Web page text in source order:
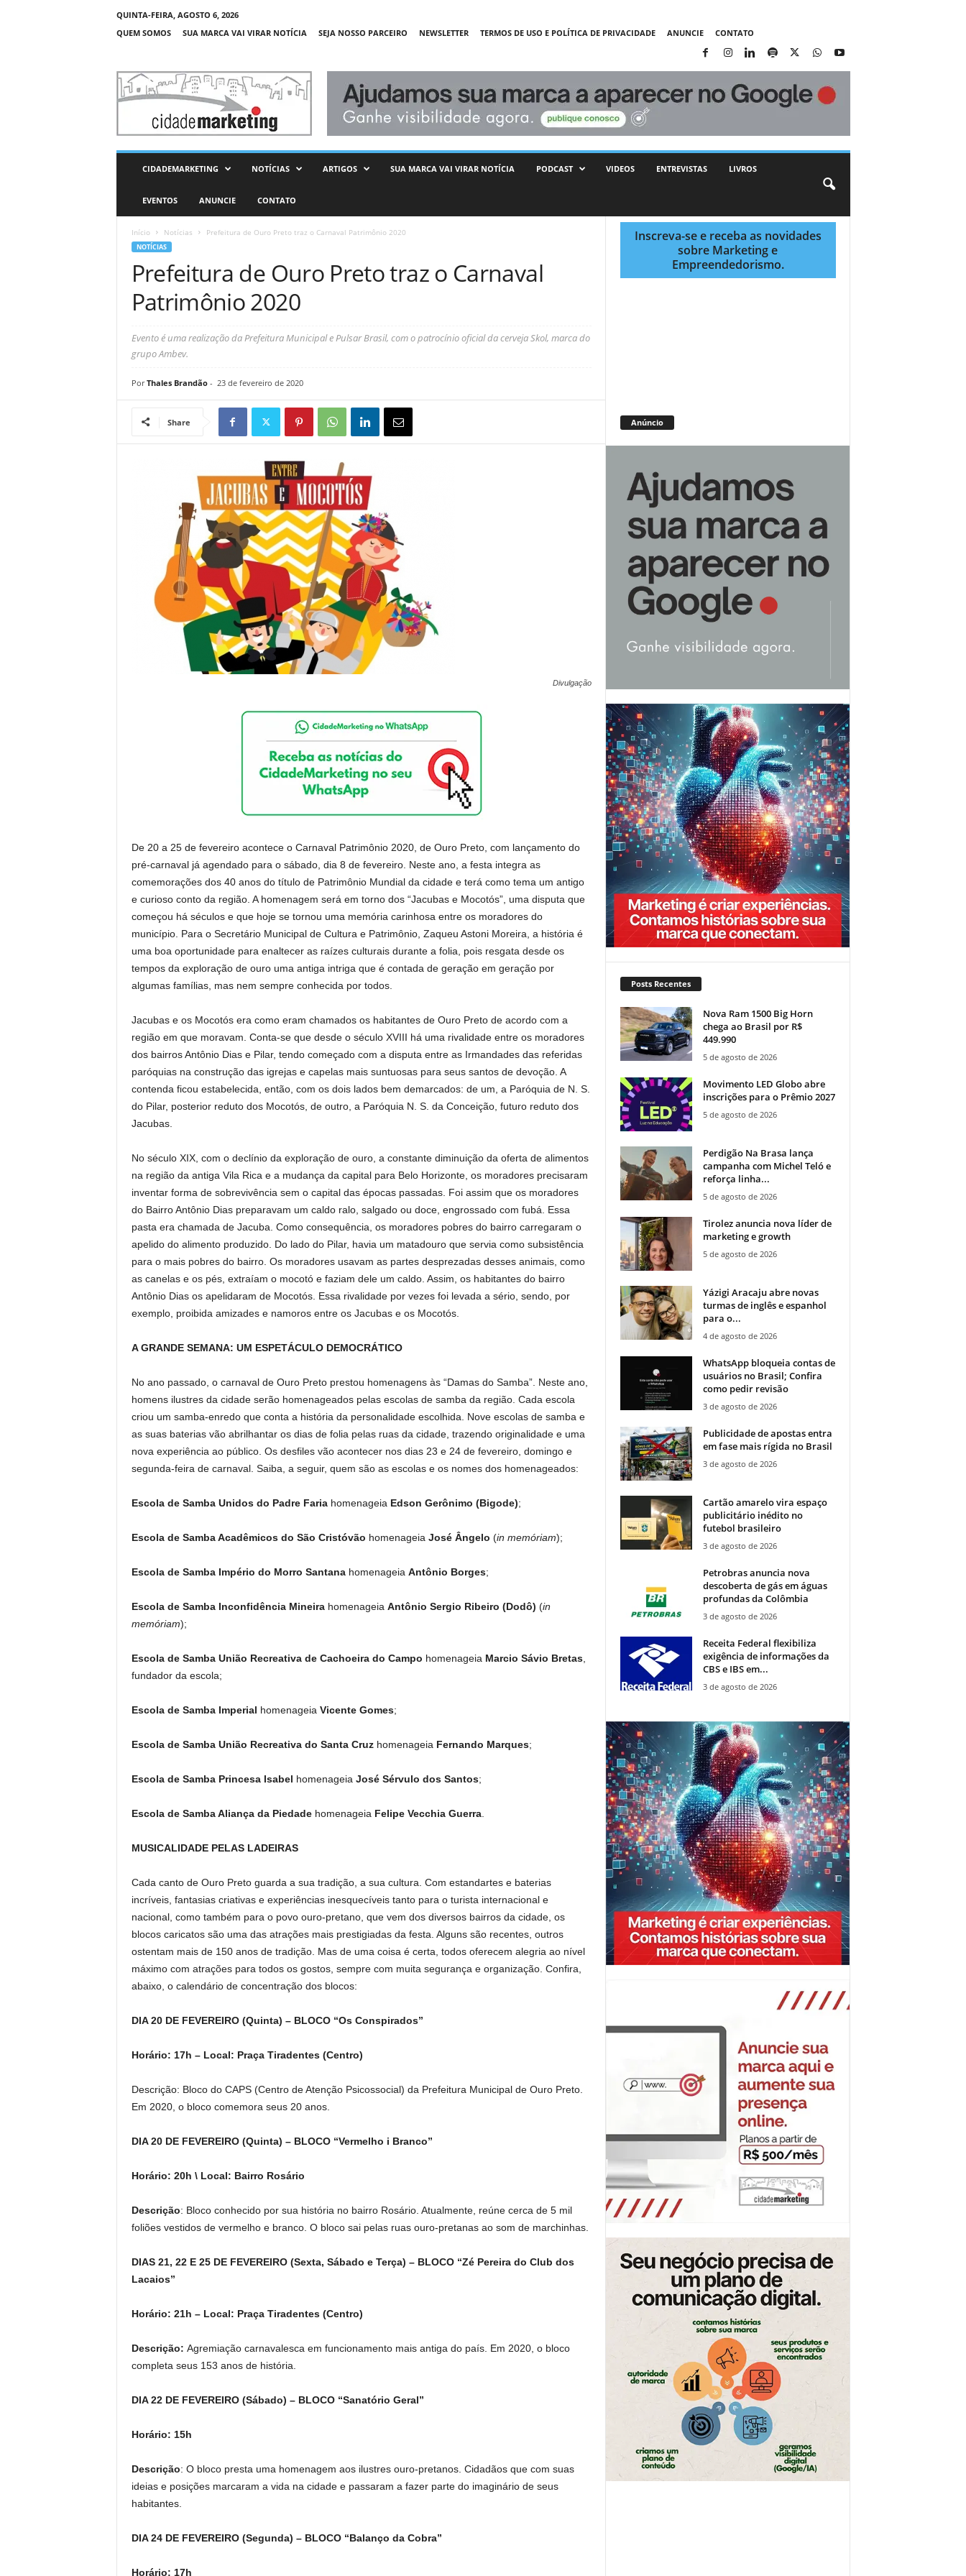
QUINTA-FEIRA, AGOSTO 6, 2026
QUEM SOMOS
SUA MARCA VAI VIRAR NOTÍCIA SEJA NOSSO PARCEIRO NEWSLETTER TERMOS DE USO E POLÍTICA DE PRIVACIDADE ANUNCIE CONTATO
C
d
CIDADEMARKETING NOTÍCIAS ARTIGOS SUA MARCA VAI VIRAR NOTÍCIA PODCAST VIDEOS ENTREVISTAS LIVROS
EVENTOS ANUNCIE CONTATO
Início Notícias Prefeitura de Ouro Preto traz o Carnaval Patrimônio 2020
NOTÍCIAS
Prefeitura de Ouro Preto traz o Carnaval
Patrimônio 2020
Evento é uma realização da Prefeitura Municipal e Pulsar Brasil, com o patrocínio oficial da cerveja Skol, marca do
grupo Ambev.
Por Thales Brandão- 23 de fevereiro de 2020
Share
Divulgação
De 20 a 25 de fevereiro acontece o Carnaval Patrimônio 2020, de Ouro Preto, com lançamento do
pré-carnaval já agendado para o sábado, dia 8 de fevereiro. Neste ano, a festa integra as
comemorações dos 40 anos do título de Patrimônio Mundial da cidade e terá como tema um antigo
e curioso conto da região. A homenagem será em torno dos “Jacubas e Mocotós”, uma disputa que
começou há séculos e que hoje se tornou uma memória carinhosa entre os moradores do
município. Para o Secretário Municipal de Cultura e Patrimônio, Zaqueu Astoni Moreira, a história é
uma boa oportunidade para enaltecer as raízes culturais durante a folia, pois resgata desde os
tempos da exploração de ouro uma antiga intriga que é contada de geração em geração por
algumas famílias, mas nem sempre conhecida por todos.
Jacubas e os Mocotós era como eram chamados os habitantes de Ouro Preto de acordo com a
região em que moravam. Conta-se que desde o século XVIII há uma rivalidade entre os moradores
dos bairros Antônio Dias e Pilar, tendo começado com a disputa entre as Irmandades das referidas
paróquias na construção das igrejas e capelas mais suntuosas para seus santos de devoção. A
contenda ficou estabelecida, então, com os dois lados bem demarcados: de um, a Paróquia de N. S.
do Pilar, posterior reduto dos Mocotós, de outro, a Paróquia N. S. da Conceição, futuro reduto dos
Jacubas.
No século XIX, com o declínio da exploração de ouro, a constante diminuição da oferta de alimentos
na região da antiga Vila Rica e a mudança da capital para Belo Horizonte, os moradores precisaram
inventar forma de sobrevivência sem o capital das épocas passadas. Foi assim que os moradores
do Bairro Antônio Dias preparavam um caldo ralo, salgado ou doce, engrossado com fubá. Essa
pasta era chamada de Jacuba. Como consequência, os moradores pobres do bairro carregaram o
apelido do alimento produzido. Do lado do Pilar, havia um matadouro que servia como subsistência
para o mais pobres do bairro. Os moradores usavam as partes desprezadas desses animais, como
as canelas e os pés, extraíam o mocotó e faziam dele um caldo. Assim, os habitantes do bairro
Antônio Dias os apelidaram de Mocotós. Essa rivalidade por vezes foi levada a sério, sendo, por
exemplo, proibida amizades e namoros entre os Jacubas e os Mocotós.
A GRANDE SEMANA: UM ESPETÁCULO DEMOCRÁTICO
No ano passado, o carnaval de Ouro Preto prestou homenagens às “Damas do Samba”. Neste ano,
homens ilustres da cidade serão homenageados pelas escolas de samba da região. Cada escola
criou um samba-enredo que conta a história da personalidade escolhida. Nove escolas de samba e
as suas baterias vão abrilhantar os dias de folia pelas ruas da cidade, trazendo originalidade e uma
nova experiência ao público. Os desfiles vão acontecer nos dias 23 e 24 de fevereiro, domingo e
segunda-feira de carnaval. Saiba, a seguir, quem são as escolas e os nomes dos homenageados:
Escola de Samba Unidos do Padre Fariahomenageia Edson Gerônimo (Bigode);
Escola de Samba Acadêmicos do São Cristóvão homenageia José Ângelo (in memóriam);
Escola de Samba Império do Morro Santanahomenageia Antônio Borges;
Escola de Samba Inconfidência Mineirahomenageia Antônio Sergio Ribeiro (Dodô) (in
memóriam);
Escola de Samba União Recreativa de Cachoeira do Campo homenageia Marcio Sávio Bretas,
fundador da escola;
Escola de Samba Imperial homenageia Vicente Gomes;
Escola de Samba União Recreativa do Santa Cruz homenageia Fernando Marques;
Escola de Samba Princesa Isabel homenageia José Sérvulo dos Santos;
Escola de Samba Aliança da Piedadehomenageia Felipe Vecchia Guerra.
MUSICALIDADE PELAS LADEIRAS
Cada canto de Ouro Preto guarda a sua tradição, a sua cultura. Com estandartes e baterias
incríveis, fantasias criativas e experiências inesquecíveis tanto para o turista internacional e
nacional, como também para o povo ouro-pretano, que vem dos diversos bairros da cidade, os
blocos caricatos são uma das atrações mais prestigiadas da festa. Alguns são recentes, outros
ostentam mais de 150 anos de tradição. Mas de uma coisa é certa, todos oferecem alegria ao nível
máximo com atrações para todos os gostos, sempre com muita segurança e organização. Confira,
abaixo, o calendário de concentração dos blocos:
DIA 20 DE FEVEREIRO (Quinta) – BLOCO “Os Conspirados”
Horário: 17h – Local: Praça Tiradentes (Centro)
Descrição: Bloco do CAPS (Centro de Atenção Psicossocial) da Prefeitura Municipal de Ouro Preto.
Em 2020, o bloco comemora seus 20 anos.
DIA 20 DE FEVEREIRO (Quinta) – BLOCO “Vermelho i Branco”
Horário: 20h \ Local: Bairro Rosário
Descrição: Bloco conhecido por sua história no bairro Rosário. Atualmente, reúne cerca de 5 mil
foliões vestidos de vermelho e branco. O bloco sai pelas ruas ouro-pretanas ao som de marchinhas.
DIAS 21, 22 E 25 DE FEVEREIRO (Sexta, Sábado e Terça) – BLOCO “Zé Pereira do Club dos
Lacaios”
Horário: 21h – Local: Praça Tiradentes (Centro)
Descrição: Agremiação carnavalesca em funcionamento mais antiga do país. Em 2020, o bloco
completa seus 153 anos de história.
DIA 22 DE FEVEREIRO (Sábado) – BLOCO “Sanatório Geral”
Horário: 15h
Descrição: O bloco presta uma homenagem aos ilustres ouro-pretanos. Cidadãos que com suas
ideias e posições marcaram a vida na cidade e passaram a fazer parte do imaginário de seus
habitantes.
DIA 24 DE FEVEREIRO (Segunda) – BLOCO “Balanço da Cobra”
Horário: 17h
Inscreva-se e receba as novidades
sobre Marketing e
Empreendedorismo.
Anúncio
Posts Recentes
Nova Ram 1500 Big Horn
chega ao Brasil por R$
449.990
5 de agosto de 2026
Movimento LED Globo abre
inscrições para o Prêmio 2027
5 de agosto de 2026
Perdigão Na Brasa lança
campanha com Michel Teló e
reforça linha...
5 de agosto de 2026
Tirolez anuncia nova líder de
marketing e growth
5 de agosto de 2026
Yázigi Aracaju abre novas
turmas de inglês e espanhol
para o...
4 de agosto de 2026
WhatsApp bloqueia contas de
usuários no Brasil; Confira
como pedir revisão
3 de agosto de 2026
Publicidade de apostas entra
em fase mais rígida no Brasil
3 de agosto de 2026
Cartão amarelo vira espaço
publicitário inédito no
futebol brasileiro
3 de agosto de 2026
Petrobras anuncia nova
descoberta de gás em águas
profundas da Colômbia
3 de agosto de 2026
Receita Federal flexibiliza
exigência de informações da
CBS e IBS em...
3 de agosto de 2026